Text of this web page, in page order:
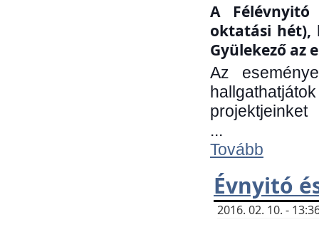
A
oktatási hét),
Gyülekező az
Az
projektjeinket
...
Tovább
Évnyitó
2016. 02. 10. -